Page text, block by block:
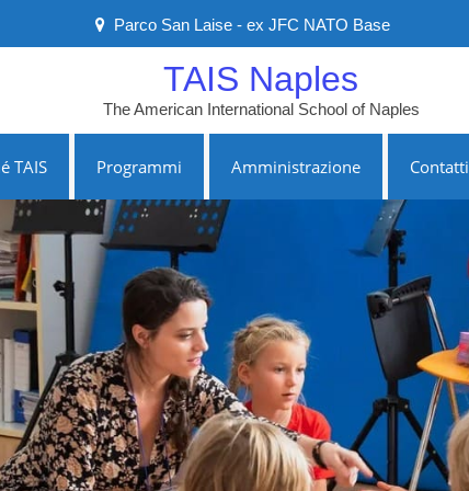
Parco San Laise - ex JFC NATO Base
TAIS Naples
The American International School of Naples
TAIS Programmi Amministrazione Contatti